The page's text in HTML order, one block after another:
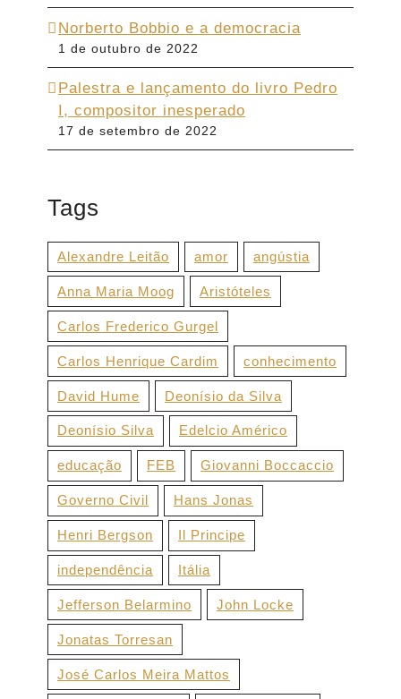
Norberto Bobbio e a democracia
1 de outubro de 2022
Palestra e lançamento do livro Pedro
I, compositor inesperado
17 de setembro de 2022
Tags
Alexandre Leitão amor angústia
Anna Maria Moog Aristóteles
Carlos Frederico Gurgel
Carlos Henrique Cardim conhecimento
David Hume Deonísio da Silva
Deonísio Silva Edelcio Américo
educação FEB Giovanni Boccaccio
Governo Civil Hans Jonas
Henri Bergson Il Principe
independência Itália
Jefferson Belarmino John Locke
Jonatas Torresan
José Carlos Meira Mattos